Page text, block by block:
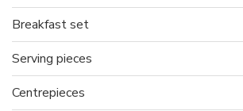
Breakfast set
Serving pieces
Centrepieces